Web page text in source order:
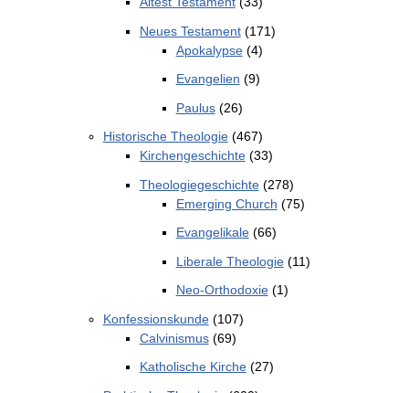
Neues Testament(171)
Apokalypse(4)
Evangelien (9)
Paulus(26)
Historische Theologie(467)
Kirchengeschichte(33)
Theologiegeschichte(278)
Emerging Church (75)
Evangelikale(66)
Liberale Theologie(11)
Neo-Orthodoxie(1)
Konfessionskunde(107)
Calvinismus(69)
Katholische Kirche(27)